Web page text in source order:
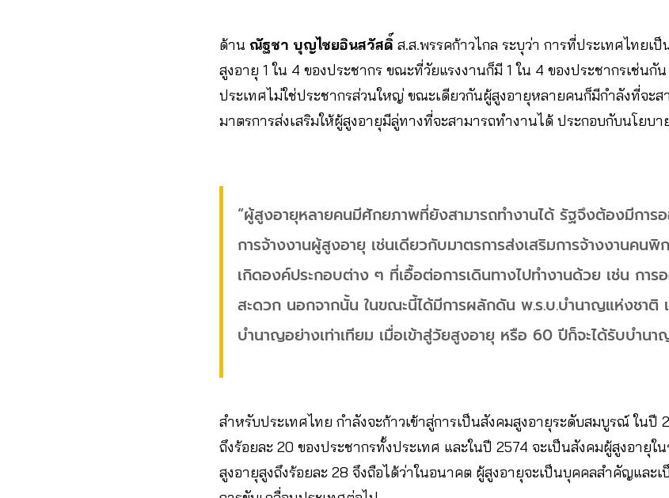
ด้าน ณัฐชา บุญไชยอินสวัสดิ์ ส.ส.พรรคก้าวไกล ระบุว่า การที่ประเทศไทย
สูงอายุ 1 ใน 4 ของประชากร ขณะที่วัยแรงงานก็มี 1 ใน 4 ของประชากรเช่นกั
ประเทศไม่ใช่ประชากรส่วนใหญ่ ขณะเดียวกันผู้สูงอายุหลายคนก็มีกำลังที่จะส
มาตรการส่งเสริมให้ผู้สูงอายุมีลู่ทางที่จะสามารถทำงานได้ ประกอบกับนโยบ
“ผู้สูงอายุหลายคนมีศักยภาพที่ยังสามารถทำงานได้ รัฐจึงต้องมีการ
การจ้างงานผู้สูงอายุ เช่นเดียวกับมาตรการส่งเสริมการจ้างงานคน
เกิดองค์ประกอบต่าง ๆ ที่เอื้อต่อการเดินทางไปทำงานด้วย เช่น กา
สะดวก นอกจากนั้น ในขณะนี้ได้มีการผลักดัน พ.ร.บ.บำนาญแห่งชาติ
บำนาญอย่างเท่าเทียม เมื่อเข้าสู่วัยสูงอายุ หรือ 60 ปีก็จะได้รับบำน
สำหรับประเทศไทย กำลังจะก้าวเข้าสู่การเป็นสังคมสูงอายุระดับสมบูรณ์ ในปี
ถึงร้อยละ 20 ของประชากรทั้งประเทศ และในปี 2574 จะเป็นสังคมผู้สูงอายุ
สูงอายุสูงถึงร้อยละ 28 จึงถือได้ว่าในอนาคต ผู้สูงอายุจะเป็นบุคคลสำคัญและ